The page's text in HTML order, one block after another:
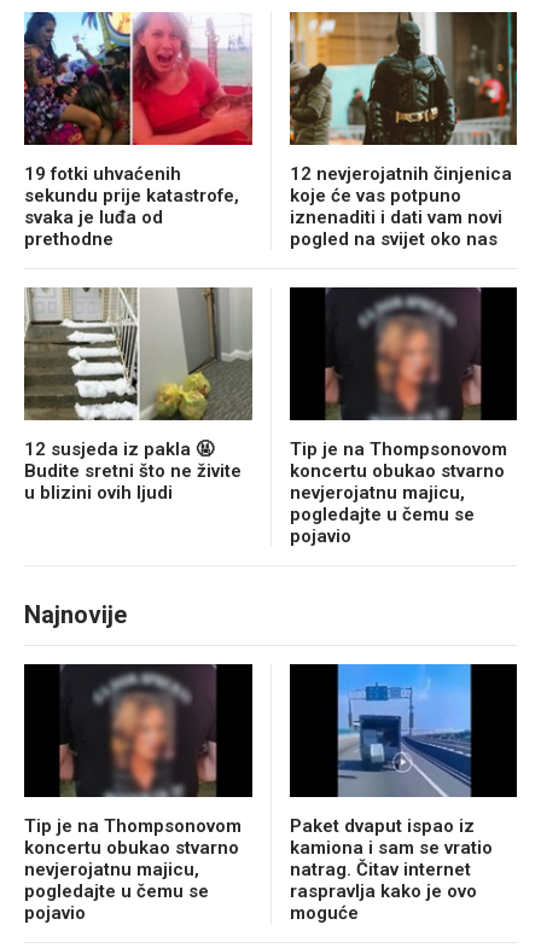
19 fotki uhvaćenih
sekundu prije katastrofe,
svaka je luđa od
prethodne
12 nevjerojatnih činjenica
koje će vas potpuno
iznenaditi i dati vam novi
pogled na svijet oko nas
12 susjeda iz pakla 🤬
Budite sretni što ne živite
u blizini ovih ljudi
Tip je na Thompsonovom
koncertu obukao stvarno
nevjerojatnu majicu,
pogledajte u čemu se
pojavio
Najnovije
Tip je na Thompsonovom
koncertu obukao stvarno
nevjerojatnu majicu,
pogledajte u čemu se
pojavio
Paket dvaput ispao iz
kamiona i sam se vratio
natrag. Čitav internet
raspravlja kako je ovo
moguće